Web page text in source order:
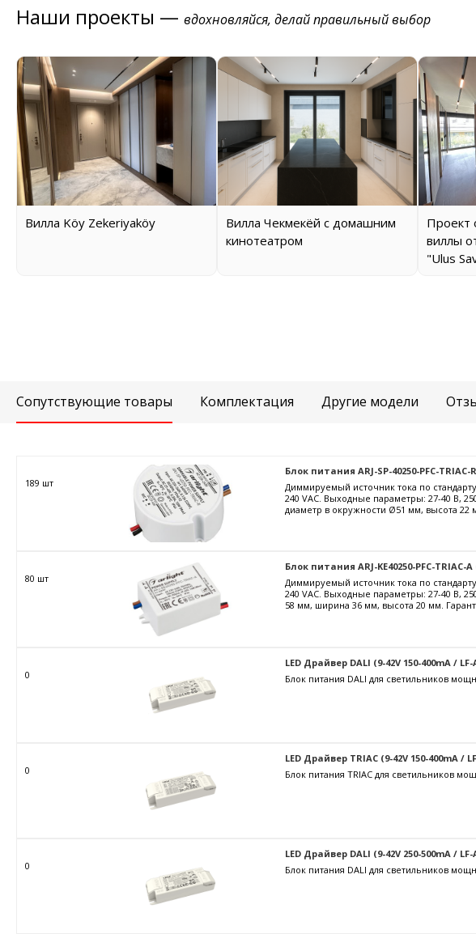
Наши проекты — вдохновляйся, делай правильный выбор
Вилла Köy Zekeriyaköy
Вилла Чекмекёй с домашним
кинотеатром
Проект
виллы
"Ulus
Сопутствующие товары Комплектация Другие модели
189 шт
Блок питания ARJ-SP-40250-PFC-
Диммируемый источник тока по
240 VAC. Выходные параметры: 27-40 В,
диаметр в окружности Ø51 мм, высота 22
80 шт
Блок питания ARJ-KE40250-PFC-
Диммируемый источник тока по
240 VAC. Выходные параметры: 27-40 В,
58 мм, ширина 36 мм, высота 20 мм.
0
LED Драйвер DALI (9-42V 150-400mA / LF-
Блок питания DALI для светильников
0
LED Драйвер TRIAC (9-42V 150-400mA /
Блок питания TRIAC для светильников
0
LED Драйвер DALI (9-42V 250-500mA / LF-
Блок питания DALI для светильников